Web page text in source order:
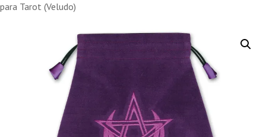
para Tarot (Veludo)